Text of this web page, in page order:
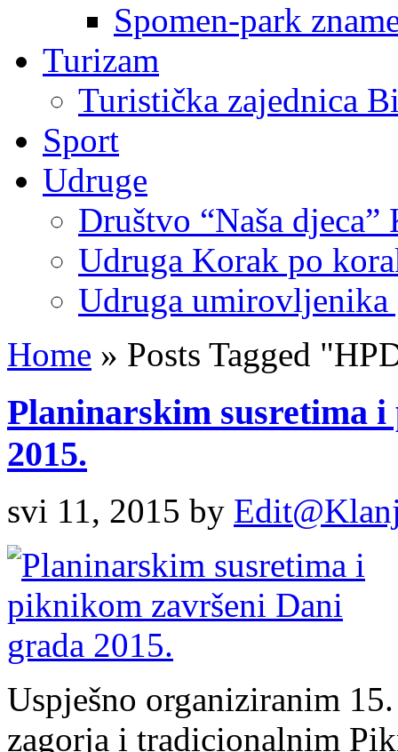
Spomen-park
Turizam
Turistička zajednica
Sport
Udruge
Društvo “Naša djeca”
Udruga Korak po
Udruga umirovljenika
Home » Posts Tagged "
Planinarskim susretima
2015.
svi 11, 2015 by
Uspješno organiziranim
zagorja i tradicionalnim